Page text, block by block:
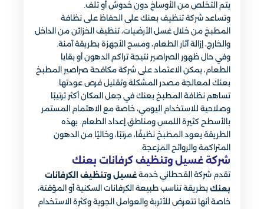
يتم التخلص من الأوساخ دون خدوش أو تلف.
وتساعد شركة تنظيف بعنك على الحفاظ على نظافة
المطبخ من خلال غسل الأرضيات، تنظيف الخزائن من الداخل
والخارج، إزالة آثار الطعام، ومسح الأجهزة بطريقة آمنة.
وفي حال ظهور الصراصير نتيجة تراكم الدهون أو بقايا
الطعام، يمكن الاعتماد على شركة مكافحة صراصير المطبخ
بعنك لمعالجة مصدر المشكلة وتقليل فرص عودتها.
تساهم نظافة المطبخ بعنك في جعل المكان أكثر ترتيبًا
وصلاحية للاستخدام اليومي، خاصة مع الاهتمام المستمر
بالأسطح كثيرة اللمس ومناطق إعداد الطعام. بهذه
الطريقة يعود المطبخ نظيفًا، مرتبًا، وخاليًا من الدهون
المتراكمة والروائح المزعجة.
شركة غسيل وتنظيف كرفانات بعنك
تقدم شركة القحطاني خدمة غسيل وتنظيف الكرفانات
بعنك بطريقة تناسب طبيعة الكرفانات السكنية أو المؤقتة،
خاصة أنها تتعرض للأتربة والعوامل الجوية وكثرة الاستخدام